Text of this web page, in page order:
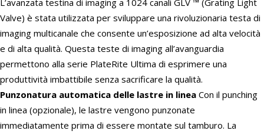
L’avanzata testina di imaging a 1024 canali GLV ™ (Grating Light
Valve) è stata utilizzata per sviluppare una rivoluzionaria testa di
imaging multicanale che consente un’esposizione ad alta velocità
e di alta qualità. Questa teste di imaging all’avanguardia
permettono alla serie PlateRite Ultima di esprimere una
produttività imbattibile senza sacrificare la qualità.
Punzonatura automatica delle lastre in linea Con il punching
in linea (opzionale), le lastre vengono punzonate
immediatamente prima di essere montate sul tamburo. La